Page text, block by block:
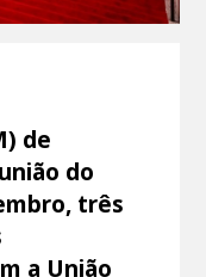
de
do
três
a União